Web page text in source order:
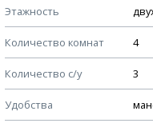
Этажность
Количество комнат 4
Количество с/у 3
Удобства
Узлы устройства кровли
План кровли